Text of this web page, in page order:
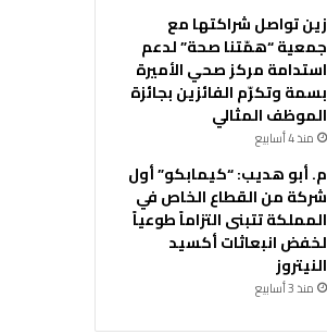
زين تواصل شراكتها مع
جمعية “همّتنا صحة” لدعم
استدامة مركز صحي الأميرة
بسمة وتكرّم الفائزين بجائزة
الموظف المثالي
منذ 4 أسابيع
م. أبو هديب: “كيمابكو” أول
شركة من القطاع الخاص في
المملكة تتبنى التزاماً طوعياً
لخفض انبعاثات أكسيد
النيتروز
منذ 3 أسابيع